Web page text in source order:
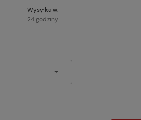
Wysyłka w:
24 godziny